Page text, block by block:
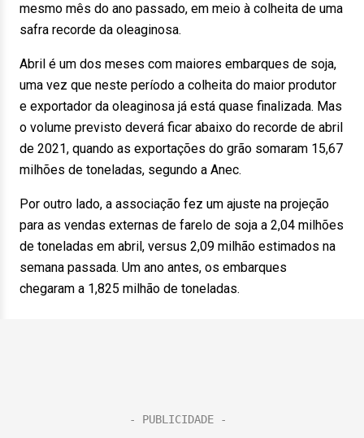
mesmo mês do ano passado, em meio à colheita de uma
safra recorde da oleaginosa.
Abril é um dos meses com maiores embarques de soja,
uma vez que neste período a colheita do maior produtor
e exportador da oleaginosa já está quase finalizada. Mas
o volume previsto deverá ficar abaixo do recorde de abril
de 2021, quando as exportações do grão somaram 15,67
milhões de toneladas, segundo a Anec.
Por outro lado, a associação fez um ajuste na projeção
para as vendas externas de farelo de soja a 2,04 milhões
de toneladas em abril, versus 2,09 milhão estimados na
semana passada. Um ano antes, os embarques
chegaram a 1,825 milhão de toneladas.